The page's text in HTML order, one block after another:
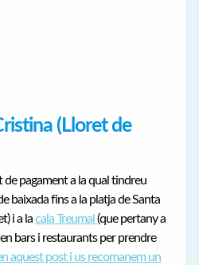
(Lloret de
pagament a la qual tindreu
baixada fins a la platja de Santa
i a lacala Treumal(que pertany a
bars i restaurants per prendre
aquest post i us recomanem un